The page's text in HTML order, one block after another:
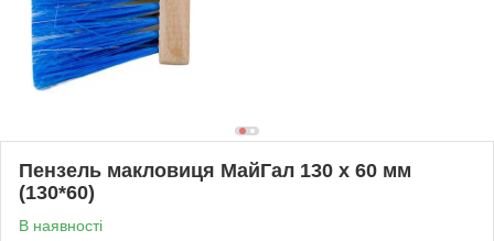
Пензель макловиця МайГал 130 х 60 мм
(130*60)
В наявності